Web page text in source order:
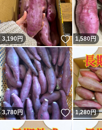
3,190円 いいね！
1,580円
3,780円 いいね！
1,280円